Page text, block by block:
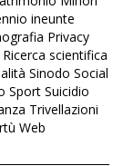
ineunte
Privacy
Ricerca scientifica
Sinodo Social
Sport Suicidio
Trivellazioni
Web